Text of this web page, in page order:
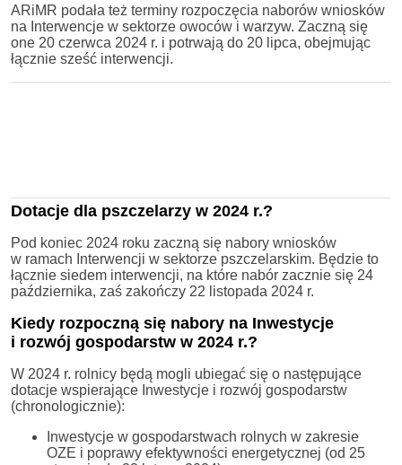
ARiMR podała też terminy rozpoczęcia naborów wniosków
na Interwencje w sektorze owoców i warzyw. Zaczną się
one 20 czerwca 2024 r. i potrwają do 20 lipca, obejmując
łącznie sześć interwencji.
Dotacje dla pszczelarzy w 2024 r.?
Pod koniec 2024 roku zaczną się nabory wniosków
w ramach Interwencji w sektorze pszczelarskim. Będzie to
łącznie siedem interwencji, na które nabór zacznie się 24
października, zaś zakończy 22 listopada 2024 r.
Kiedy rozpoczną się nabory na Inwestycje
i rozwój gospodarstw w 2024 r.?
W 2024 r. rolnicy będą mogli ubiegać się o następujące
dotacje wspierające Inwestycje i rozwój gospodarstw
(chronologicznie):
Inwestycje w gospodarstwach rolnych w zakresie
OZE i poprawy efektywności energetycznej (od 25